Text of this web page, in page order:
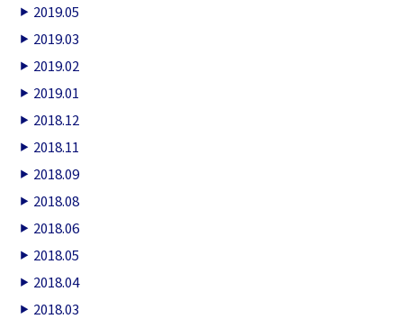
2019.05
2019.03
2019.02
2019.01
2018.12
2018.11
2018.09
2018.08
2018.06
2018.05
2018.04
2018.03